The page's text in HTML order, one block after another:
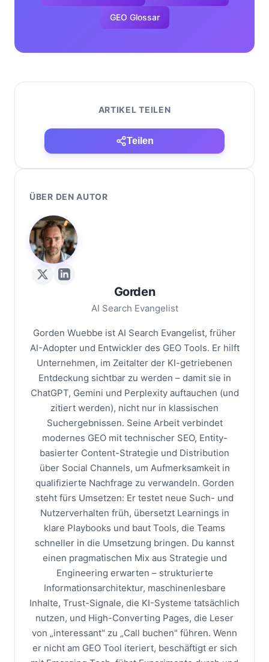
GEO Glossar
ARTIKEL TEILEN
Teilen
ÜBER DEN AUTOR
G
Gorden
AI Search Evangelist
Gorden Wuebbe ist AI Search Evangelist, früher
AI-Adopter und Entwickler des GEO Tools. Er hilft
Unternehmen, im Zeitalter der KI-getriebenen
Entdeckung sichtbar zu werden – damit sie in
ChatGPT, Gemini und Perplexity auftauchen (und
zitiert werden), nicht nur in klassischen
Suchergebnissen. Seine Arbeit verbindet
modernes GEO mit technischer SEO, Entity-
basierter Content-Strategie und Distribution
über Social Channels, um Aufmerksamkeit in
qualifizierte Nachfrage zu verwandeln. Gorden
steht fürs Umsetzen: Er testet neue Such- und
Nutzerverhalten früh, übersetzt Learnings in
klare Playbooks und baut Tools, die Teams
schneller in die Umsetzung bringen. Du kannst
einen pragmatischen Mix aus Strategie und
Engineering erwarten – strukturierte
Informationsarchitektur, maschinenlesbare
Inhalte, Trust-Signale, die KI-Systeme tatsächlich
nutzen, und High-Converting Pages, die Leser
von „interessant" zu „Call buchen" führen. Wenn
er nicht am GEO Tool iteriert, beschäftigt er sich